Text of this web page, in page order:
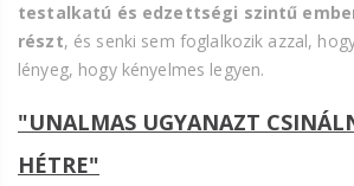
testalkatú és edzettségi szintű
részt, és senki sem foglalkozik azzal,
lényeg, hogy kényelmes legyen.
"UNALMAS UGYANAZT
HÉTRE"